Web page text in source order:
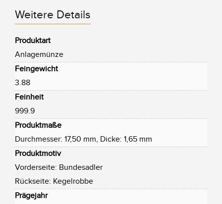
Weitere Details
Produktart
Anlagemünze
Feingewicht
3.88
Feinheit
999.9
Produktmaße
Durchmesser: 17,50 mm, Dicke: 1,65 mm
Produktmotiv
Vorderseite: Bundesadler
Rückseite: Kegelrobbe
Prägejahr